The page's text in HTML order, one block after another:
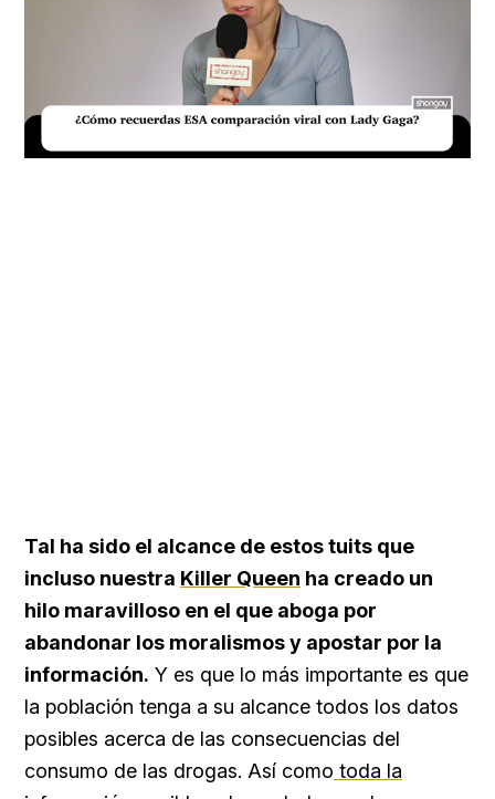
20.76%
Tal ha sido el alcance de estos tuits que
incluso nuestra Killer Queen ha creado un
hilo maravilloso en el que aboga por
abandonar los moralismos y apostar por la
información. Y es que lo más importante es que
la población tenga a su alcance todos los datos
posibles acerca de las consecuencias del
consumo de las drogas. Así como toda la